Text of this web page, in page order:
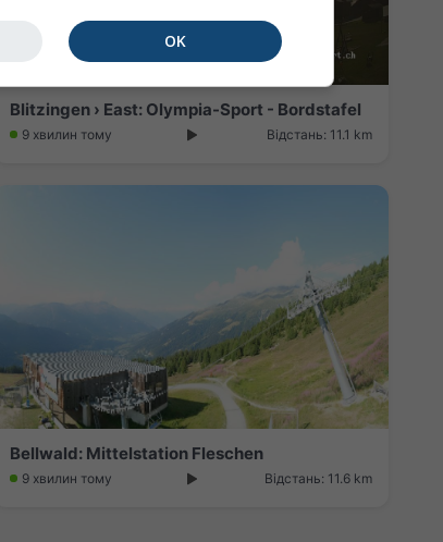
Blitzingen › East: Olympia-Sport - Bordstafel
9 хвилин тому Відстань: 11.1 km
Bellwald: Mittelstation Fleschen
9 хвилин тому Відстань: 11.6 km
OK